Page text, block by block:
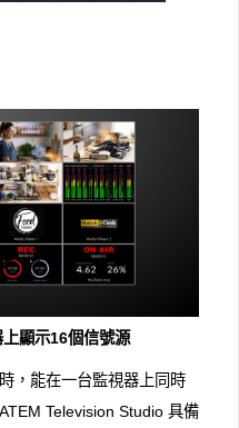
顯示16個信號源
，能在一台監視器上同時
Television Studio 具備